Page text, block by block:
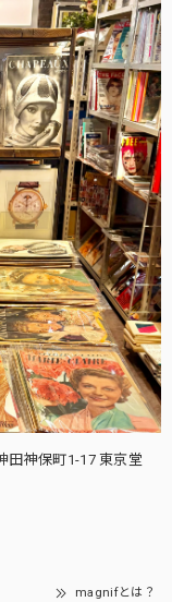
田神保町1-17 東京堂
magnifとは？